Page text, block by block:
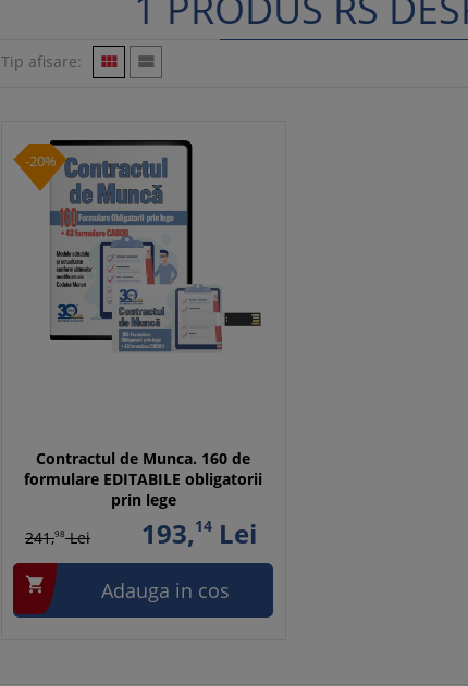
Tip afisare:  
-20%
Contractul de Munca. 160 de
formulare EDITABILE obligatorii
prin lege
241,98Lei 193,14Lei
 Adauga in cos